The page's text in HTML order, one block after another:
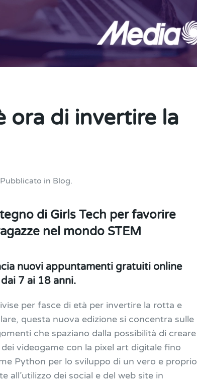
ora di invertire la
in Blog.
di Girls Tech per favorire
nel mondo STEM
nuovi appuntamenti gratuiti online
7 ai 18 anni.
per fasce di età per invertire la rotta e
questa nuova edizione si concentra sulle
che spaziano dalla possibilità di creare
videogame con la pixel art digitale fino
Python per lo sviluppo di un vero e proprio
all’utilizzo dei social e del web site in